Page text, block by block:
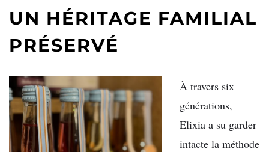
UN HÉRITAGE FAMILIAL
PRÉSERVÉ
À travers six
générations,
Elixia a su garder
intacte la méthode